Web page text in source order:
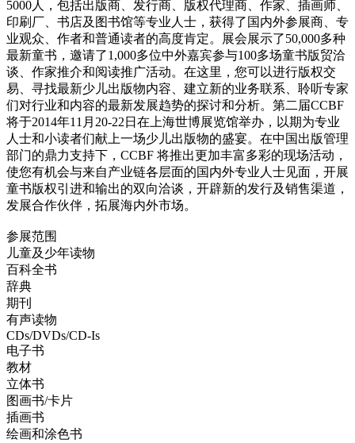
5000人，包括出版商、发行商、版权代理商、作家、插画师、
印刷厂、书店及图书馆等专业人士，获得了国内外参展商、专
业观众、作者和普通读者的高度肯定。展会展示了50,000多种
最新童书，邀请了1,000多位中外嘉宾参与100多场童书版贸洽
谈、作家推介和阅读推广活动。在这里，您可以进行版权交
易、寻找最新少儿出版物内容、建立新的业务联系、聆听专家
们对行业和内容的最新发展趋势的探讨和分析。第二届CCBF
将于2014年11月20-22日在上海世博展览馆举办，以期为专业
人士和小读者们献上一场少儿出版物的盛宴。在中国出版管理
部门的鼎力支持下，CCBF 将推出更加丰富多彩的现场活动，
使您有机会与来自产业链各层面的国内外专业人士见面，开展
童书版权引进和输出的双向洽谈，开辟新的发行及销售渠道，
发展合作伙伴，拓展海内外市场。
参展范围
儿童及少年读物
百科全书
辞典
期刊
有声读物
CDs/DVDs/CD-Is
电子书
教材
立体书
图画书/卡片
插画书
绘画和涂色书